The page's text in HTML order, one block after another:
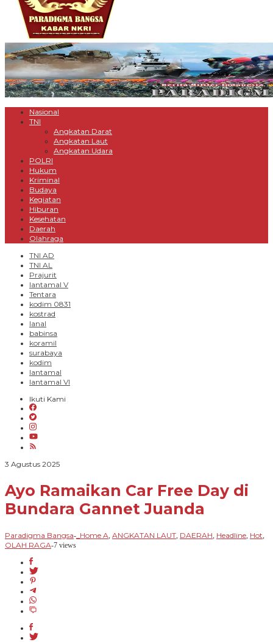
Nasional
TNI
Angkatan Darat
Angkatan Laut
Angkatan Udara
POLRI
Hukum
Kriminal
Budaya
Kegiatan
Hiburan
Kesehatan
Daerah
Olahraga
TNI AD
TNI AL
Prajurit
lantamal V
Tentara
kodim 0831
kostrad
lanal
babinsa
koramil
surabaya
kodim
lantamal
lantamal VI
Ikuti Kami
3 Agustus 2025oleh
Ayo Ramaikan Car Free Day di
Bundara Gannet Juanda
Paradigma Bangsa- _Home A, ANGKATAN LAUT, DAERAH, Headline, Hot,
OLAH RAGA-7 views